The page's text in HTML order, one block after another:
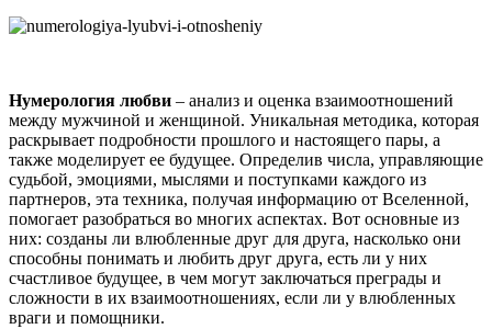
Нумерология любви – анализ и оценка взаимоотношений
между мужчиной и женщиной. Уникальная методика, которая
раскрывает подробности прошлого и настоящего пары, а
также моделирует ее будущее. Определив числа, управляющие
судьбой, эмоциями, мыслями и поступками каждого из
партнеров, эта техника, получая информацию от Вселенной,
помогает разобраться во многих аспектах. Вот основные из
них: созданы ли влюбленные друг для друга, насколько они
способны понимать и любить друг друга, есть ли у них
счастливое будущее, в чем могут заключаться преграды и
сложности в их взаимоотношениях, если ли у влюбленных
враги и помощники.